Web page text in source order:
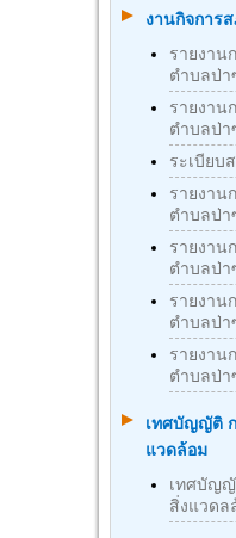
งานกิจการ
รายงาน
ตำบลป่า
รายงาน
ตำบลป่า
ระเบียบ
รายงาน
ตำบลป่า
รายงาน
ตำบลป่า
รายงาน
ตำบลป่า
รายงาน
ตำบลป่า
เทศบัญญัติ
แวดล้อม
เทศบัญ
สิ่งแวดล